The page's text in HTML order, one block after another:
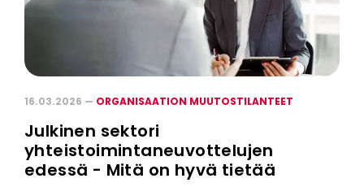
16.03.2026 — ORGANISAATION MUUTOSTILANTEET
Julkinen sektori
yhteistoimintaneuvottelujen
edessä - Mitä on hyvä tietää